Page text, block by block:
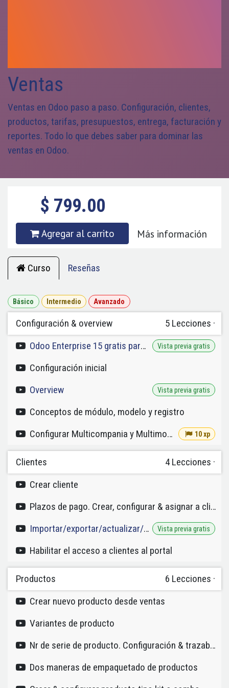
Ventas
Ventas en Odoo paso a paso. Configuración, clientes,
productos, tarifas, presupuestos, entrega, facturación y
reportes. Todo lo que debes saber para dominar las
ventas en Odoo.
$ 799.00
Agregar al carrito Más información
Curso Reseñas
Básico Intermedio Avanzado
Configuración & overview 5 Lecciones ·
Odoo Enterprise 15 gratis para formación
Vista previa gratis
Configuración inicial
Overview
Vista previa gratis
Conceptos de módulo, modelo y registro
Configurar Multicompania y Multimoneda
10 xp
Clientes 4 Lecciones ·
Crear cliente
Plazos de pago. Crear, configurar & asignar a clientes
Importar/exportar/actualizar/clientes masivamente
Vista previa gratis
Habilitar el acceso a clientes al portal
Productos 6 Lecciones ·
Crear nuevo producto desde ventas
Variantes de producto
Nr de serie de producto. Configuración & trazabilidad.
Dos maneras de empaquetado de productos